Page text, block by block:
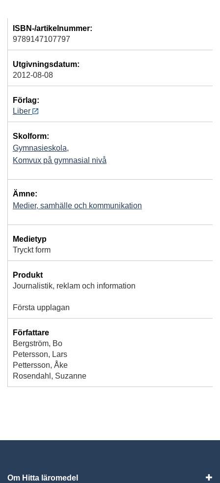
ISBN-/artikelnummer:
9789147107797
Utgivningsdatum:
2012-08-08
Förlag:
Liber
Skolform:
Gymnasieskola,
Komvux på gymnasial nivå
Ämne:
Medier, samhälle och kommunikation
Medietyp
Tryckt form
Produkt
Journalistik, reklam och information
Första upplagan
Författare
Bergström, Bo
Petersson, Lars
Pettersson, Åke
Rosendahl, Suzanne
Om Hitta läromedel